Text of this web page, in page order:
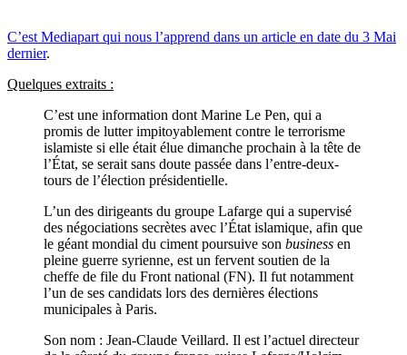
C’est Mediapart qui nous l’apprend dans un article en date du 3 Mai
dernier.
Quelques extraits :
C’est une information dont Marine Le Pen, qui a
promis de lutter impitoyablement contre le terrorisme
islamiste si elle était élue dimanche prochain à la tête de
l’État, se serait sans doute passée dans l’entre-deux-
tours de l’élection présidentielle.
L’un des dirigeants du groupe Lafarge qui a supervisé
des négociations secrètes avec l’État islamique, afin que
le géant mondial du ciment poursuive son business en
pleine guerre syrienne, est un fervent soutien de la
cheffe de file du Front national (FN). Il fut notamment
l’un de ses candidats lors des dernières élections
municipales à Paris.
Son nom : Jean-Claude Veillard. Il est l’actuel directeur